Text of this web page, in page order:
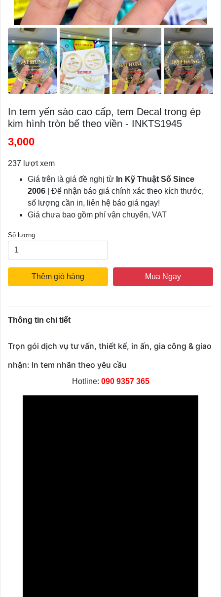
In tem yến sào cao cấp, tem Decal trong ép
kim hình tròn bế theo viền - INKTS1945
3,000
237 lượt xem
Giá trên là giá đề nghị từ In Kỹ Thuật Số Since
2006 | Để nhận báo giá chính xác theo kích thước,
số lượng cần in, liên hệ báo giá ngay!
Giá chưa bao gồm phí vận chuyển, VAT
Số lượng
Thêm giỏ hàng Mua Ngay
Thông tin chi tiết
Trọn gói dịch vụ tư vấn, thiết kế, in ấn, gia công & giao
nhận: In tem nhãn theo yêu cầu
Hotline: 090 9357 365